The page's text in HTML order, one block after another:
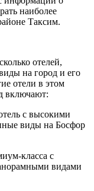
наиболее
Таксим.
отелей,
на город и его
отели в этом
включают:
с высокими
виды на Босфор
класса с
видами